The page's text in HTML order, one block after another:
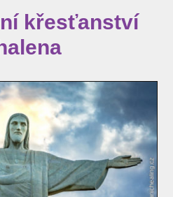
křesťanství